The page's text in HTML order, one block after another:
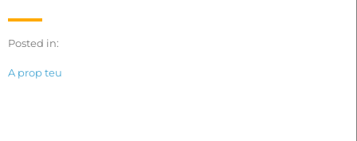
Posted in:
A prop teu